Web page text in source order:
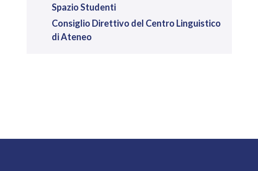
Spazio Studenti
Consiglio Direttivo del Centro Linguistico
di Ateneo